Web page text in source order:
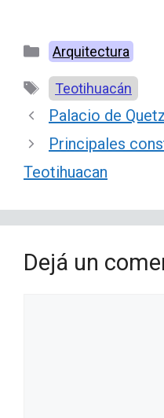
Categorías
Arquitectura
Etiquetas
Teotihuacán
Palacio de
Principales
Teotihuacan
Dejá un